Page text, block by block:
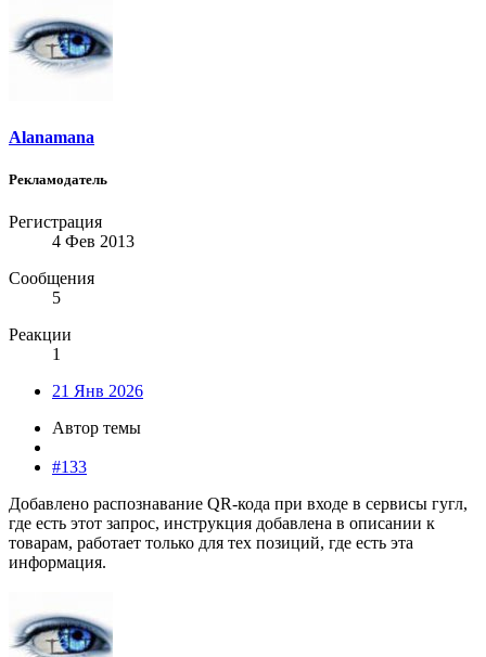
Alanamana
Рекламодатель
Регистрация
4 Фев 2013
Сообщения
5
Реакции
1
21 Янв 2026
Автор темы
#133
Добавлено распознавание QR-кода при входе в сервисы гугл,
где есть этот запрос, инструкция добавлена в описании к
товарам, работает только для тех позиций, где есть эта
информация.